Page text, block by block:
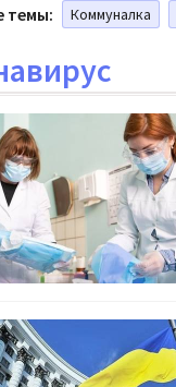
темы: Коммуналка